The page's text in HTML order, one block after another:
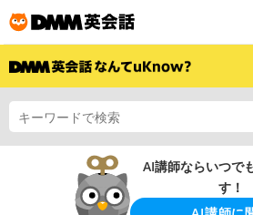
AI講師ならいつで
す！